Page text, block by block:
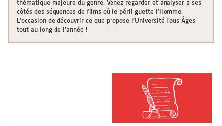
thématique majeure du genre. Venez regarder et analyser à ses
côtés des séquences de films où le péril guette l’Homme.
L’occasion de découvrir ce que propose l’Université Tous Âges
tout au long de l’année !